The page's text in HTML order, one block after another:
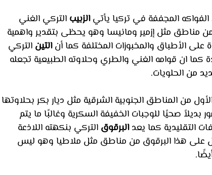
المجففة في تركيا يأتي الزبيب التركي الغني
مناطق مثل إزمير ومانيسا وهو يحظى بتقدير واهمية
الأطباق والمخبوزات المختلفة كما أن التين التركي
ان قوامه الغني والطري وحلاوته الطبيعية تجعله
من الحلويات.
من المناطق الجنوبية الشرقية مثل ديار بكر بحلاوتها
بديلاً صحيًا للوجبات الخفيفة السكرية وغالبًا ما يتم
التقليدية كما يعد البرقوق التركي بنكهته اللاذعة
على هذا البرقوق من مناطق مثل ملاطيا وهو ليس